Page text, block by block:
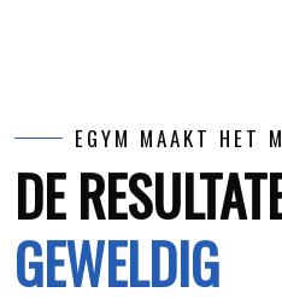
EGYM MAAKT HET
DE
GEWELDIG